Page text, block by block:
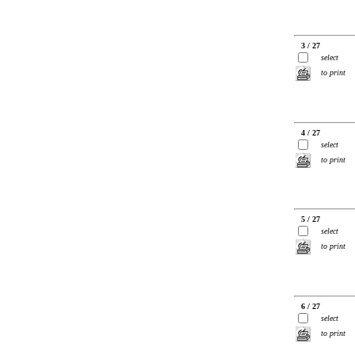
3 / 27
select
to print
4 / 27
select
to print
5 / 27
select
to print
6 / 27
select
to print